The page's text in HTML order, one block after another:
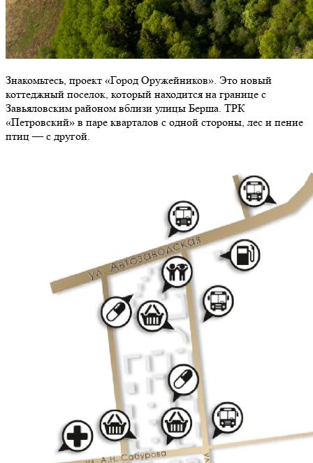
Знакомьтесь, проект «Город Оружейников». Это новый
коттеджный поселок, который находится на границе с
Завьяловским районом вблизи улицы Берша. ТРК
«Петровский» в паре кварталов с одной стороны, лес и пение
птиц — с другой.